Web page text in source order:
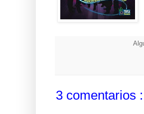
3 comentarios :